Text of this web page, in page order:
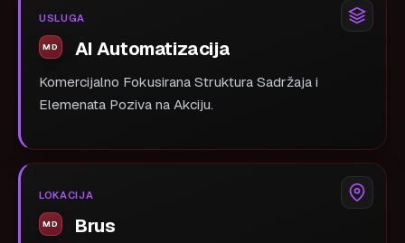
USLUGA
AI Automatizacija
Komercijalno Fokusirana Struktura Sadržaja i
Elemenata Poziva na Akciju.
LOKACIJA
Brus